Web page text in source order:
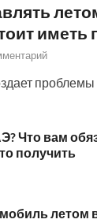
иметь
проблемы
Что вам
получить
летом